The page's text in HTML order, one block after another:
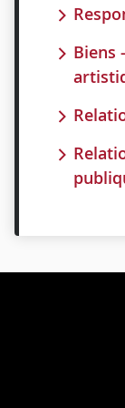
Biens